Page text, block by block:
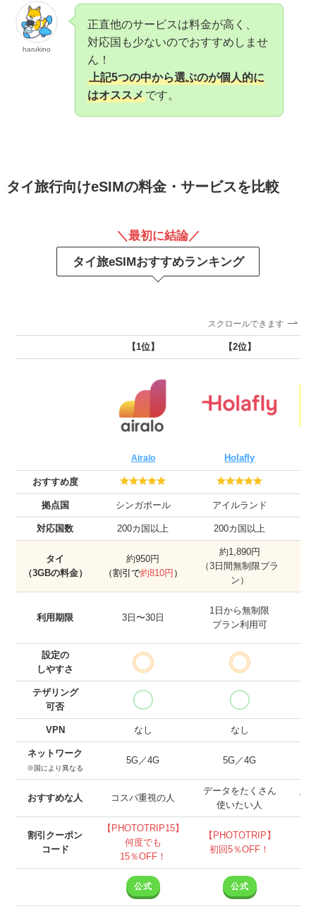
harukino
正直他のサービスは料金が高く、
対応国も少ないのでおすすめしませ
ん！
上記5つの中から選ぶのが個人的に
はオススメです。
タイ旅行向けeSIMの料金・サービスを比較
＼最初に結論／
タイ旅eSIMおすすめランキング
スクロールできます
【1位】 【2位】
Airalo Holafly
おすすめ度
拠点国 シンガポール アイルランド
対応国数 200カ国以上 200カ国以上
タイ
（3GBの料金）
約950円
（割引で約810円 ）
約1,890円
（3日間無制限プラ
ン）
利用期限 3日〜30日
1日から無制限
プラン利用可
設定の
しやすさ
テザリング
可否
VPN なし なし
ネットワーク
※国により異なる
5G／4G 5G／4G
おすすめな人 コスパ重視の人
データをたくさん
使いたい人
割引クーポン
コード
【PHOTOTRIP15】
何度でも
15％OFF！
【PHOTOTRIP】
初回5％OFF！
公式 公式